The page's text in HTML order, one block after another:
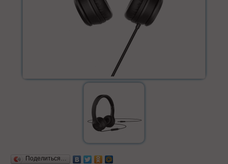
Поделиться…